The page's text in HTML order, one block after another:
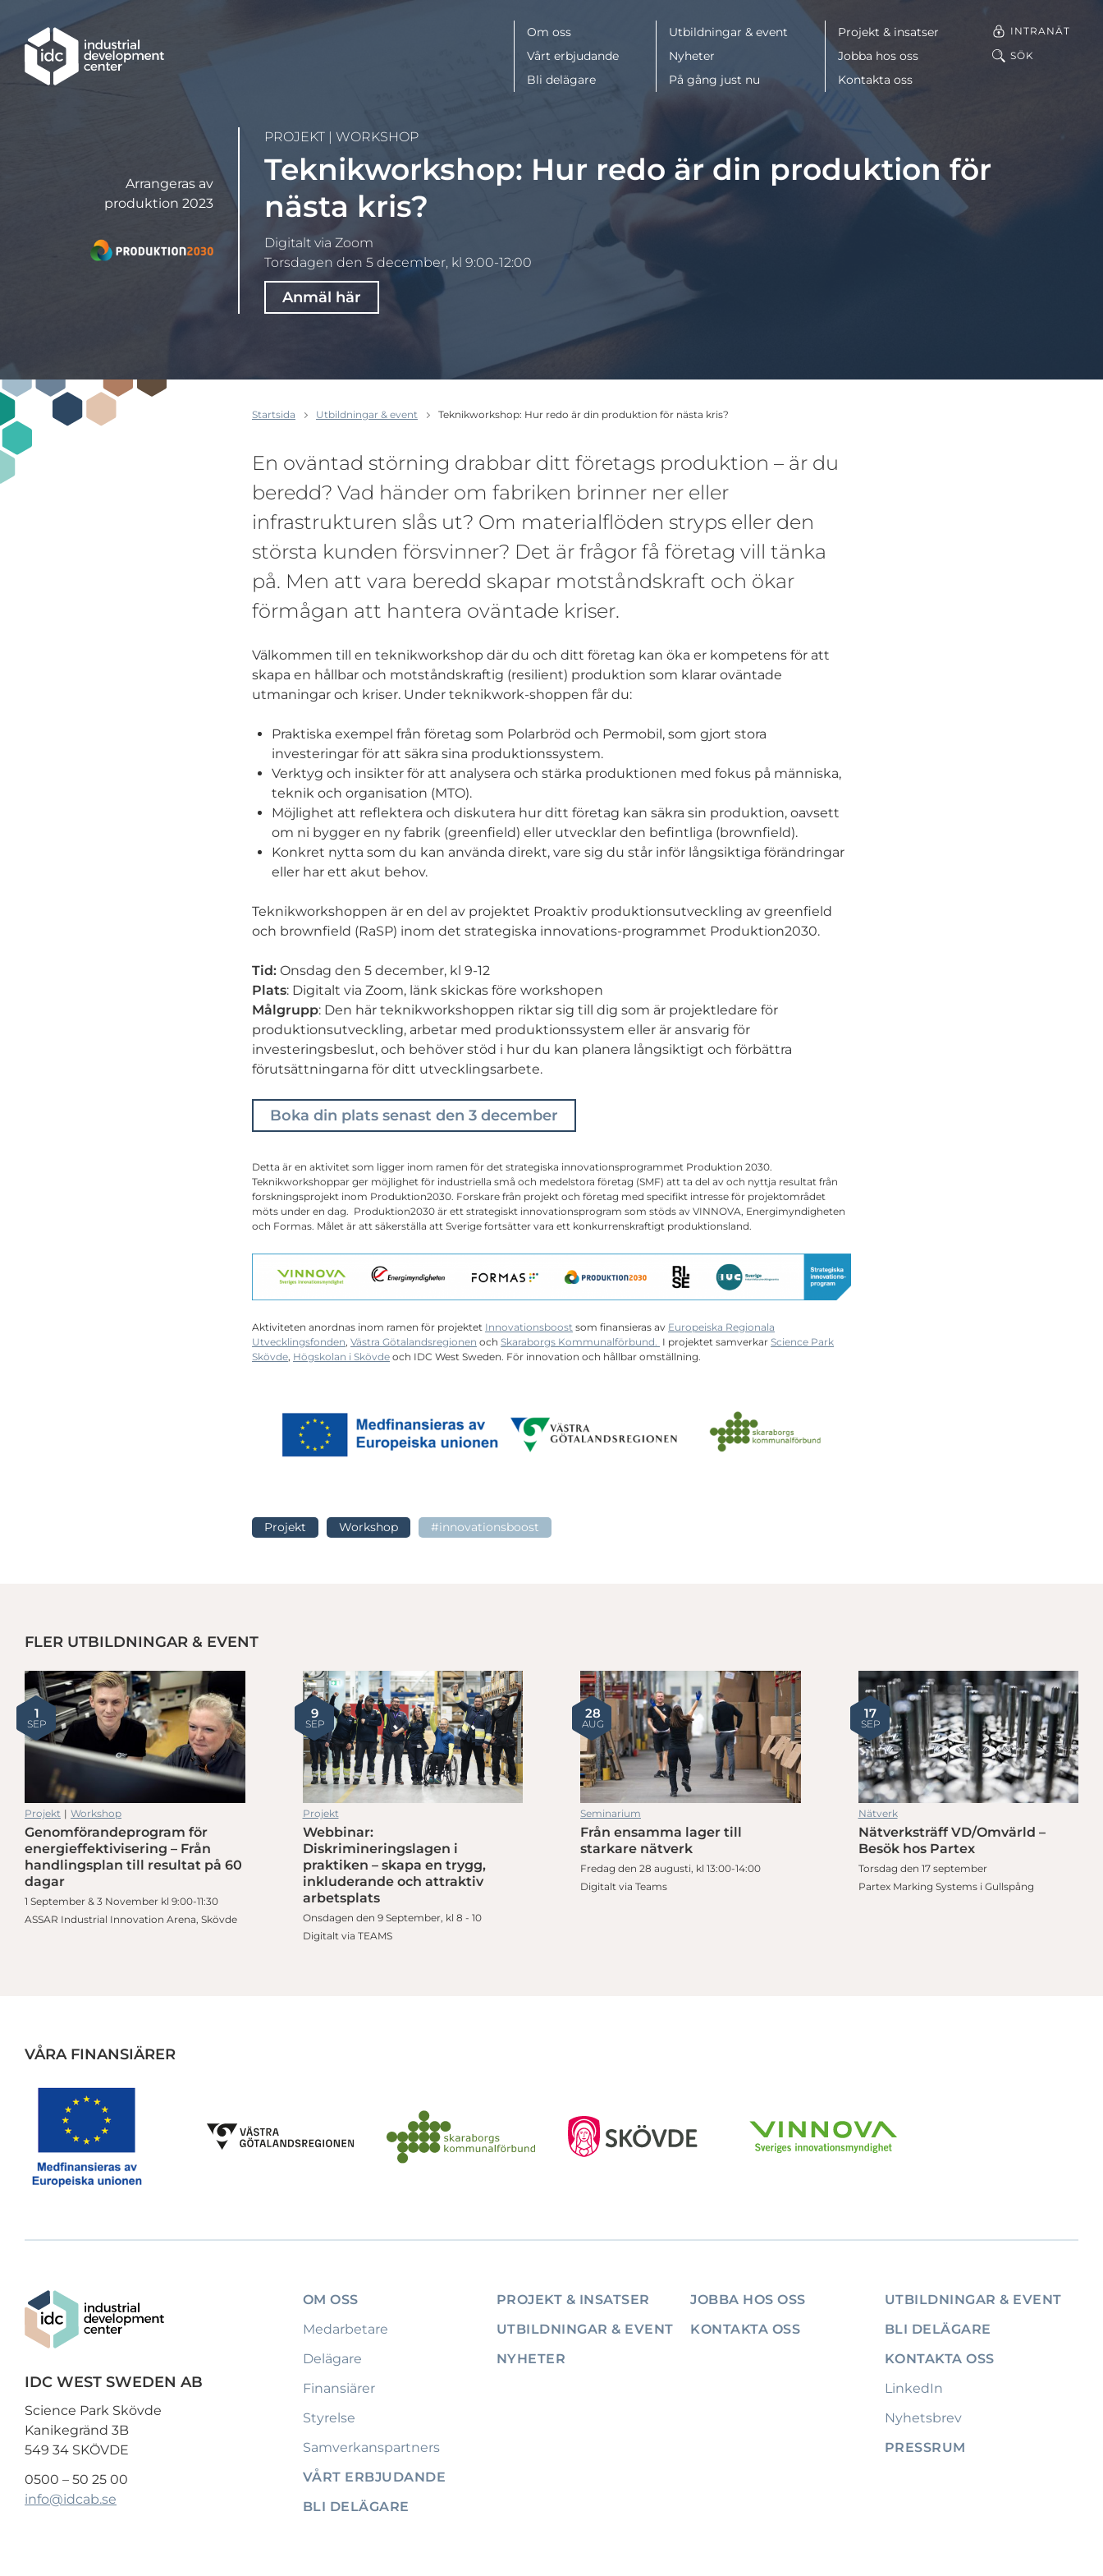
Hoppa till huvudinnehållet
Meny
Om oss
Vårt erbjudande
Bli delägare
Utbildningar & event
Nyheter
På gång just nu
Projekt & insatser
Jobba hos oss
Kontakta oss
INTRANÄT
SÖK
Arrangeras av
produktion 2023
PROJEKT| WORKSHOP
Teknikworkshop: Hur redo är din produktion för
nästa kris?
Digitalt via Zoom
Torsdagen den 5 december, kl 9:00-12:00
Anmäl här
Startsida Utbildningar & event Teknikworkshop: Hur redo är din produktion för nästa kris?
En oväntad störning drabbar ditt företags produktion – är du
beredd? Vad händer om fabriken brinner ner eller
infrastrukturen slås ut? Om materialflöden stryps eller den
största kunden försvinner? Det är frågor få företag vill tänka
på. Men att vara beredd skapar motståndskraft och ökar
förmågan att hantera oväntade kriser.
Välkommen till en teknikworkshop där du och ditt företag kan öka er kompetens för att
skapa en hållbar och motståndskraftig (resilient) produktion som klarar oväntade
utmaningar och kriser. Under teknikwork-shoppen får du:
Praktiska exempel från företag som Polarbröd och Permobil, som gjort stora
investeringar för att säkra sina produktionssystem.
Verktyg och insikter för att analysera och stärka produktionen med fokus på människa,
teknik och organisation (MTO).
Möjlighet att reflektera och diskutera hur ditt företag kan säkra sin produktion, oavsett
om ni bygger en ny fabrik (greenfield) eller utvecklar den befintliga (brownfield).
Konkret nytta som du kan använda direkt, vare sig du står inför långsiktiga förändringar
eller har ett akut behov.
Teknikworkshoppen är en del av projektet Proaktiv produktionsutveckling av greenfield
och brownfield (RaSP) inom det strategiska innovations-programmet Produktion2030.
Tid: Onsdag den 5 december, kl 9-12
Plats: Digitalt via Zoom, länk skickas före workshopen
Målgrupp: Den här teknikworkshoppen riktar sig till dig som är projektledare för
produktionsutveckling, arbetar med produktionssystem eller är ansvarig för
investeringsbeslut, och behöver stöd i hur du kan planera långsiktigt och förbättra
förutsättningarna för ditt utvecklingsarbete.
Boka din plats senast den 3 december
Detta är en aktivitet som ligger inom ramen för det strategiska innovationsprogrammet Produktion 2030.
Teknikworkshoppar ger möjlighet för industriella små och medelstora företag (SMF) att ta del av och nyttja resultat från
forskningsprojekt inom Produktion2030. Forskare från projekt och företag med specifikt intresse för projektområdet
möts under en dag. Produktion2030 är ett strategiskt innovationsprogram som stöds av VINNOVA, Energimyndigheten
och Formas. Målet är att säkerställa att Sverige fortsätter vara ett konkurrenskraftigt produktionsland.
Aktiviteten anordnas inom ramen för projektet Innovationsboost som finansieras av Europeiska Regionala
Utvecklingsfonden, Västra Götalandsregionen och Skaraborgs Kommunalförbund. I projektet samverkar Science Park
Skövde, Högskolan i Skövde och IDC West Sweden. För innovation och hållbar omställning.
Projekt Workshop #innovationsboost
FLER UTBILDNINGAR & EVENT
1
SEP
Projekt | Workshop
Genomförandeprogram för
energieffektivisering – Från
handlingsplan till resultat på 60
dagar
1 September & 3 November kl 9:00-11:30
ASSAR Industrial Innovation Arena, Skövde
9
SEP
Projekt
Webbinar:
Diskrimineringslagen i
praktiken – skapa en trygg,
inkluderande och attraktiv
arbetsplats
Onsdagen den 9 September, kl 8 - 10
Digitalt via TEAMS
28
AUG
Seminarium
Från ensamma lager till
starkare nätverk
Fredag den 28 augusti, kl 13:00-14:00
Digitalt via Teams
17
SEP
Nätverksträff VD/Omvärld – Besök hos Partex
Nätverk
Nätverksträff VD/Omvärld – Besök hos Partex
Nätverksträff VD/Omvärld –
Besök hos Partex
Torsdag den 17 september
Partex Marking Systems i Gullspång
VÅRA FINANSIÄRER
IDC WEST SWEDEN AB
Science Park Skövde
Kanikegränd 3B
549 34 SKÖVDE
0500 – 50 25 00
info@idcab.se
OM OSS
Medarbetare
Delägare
Finansiärer
Styrelse
Samverkanspartners
VÅRT ERBJUDANDE
BLI DELÄGARE
PROJEKT & INSATSER
UTBILDNINGAR & EVENT
NYHETER
JOBBA HOS OSS
KONTAKTA OSS
UTBILDNINGAR & EVENT
BLI DELÄGARE
KONTAKTA OSS
LinkedIn
Nyhetsbrev
PRESSRUM